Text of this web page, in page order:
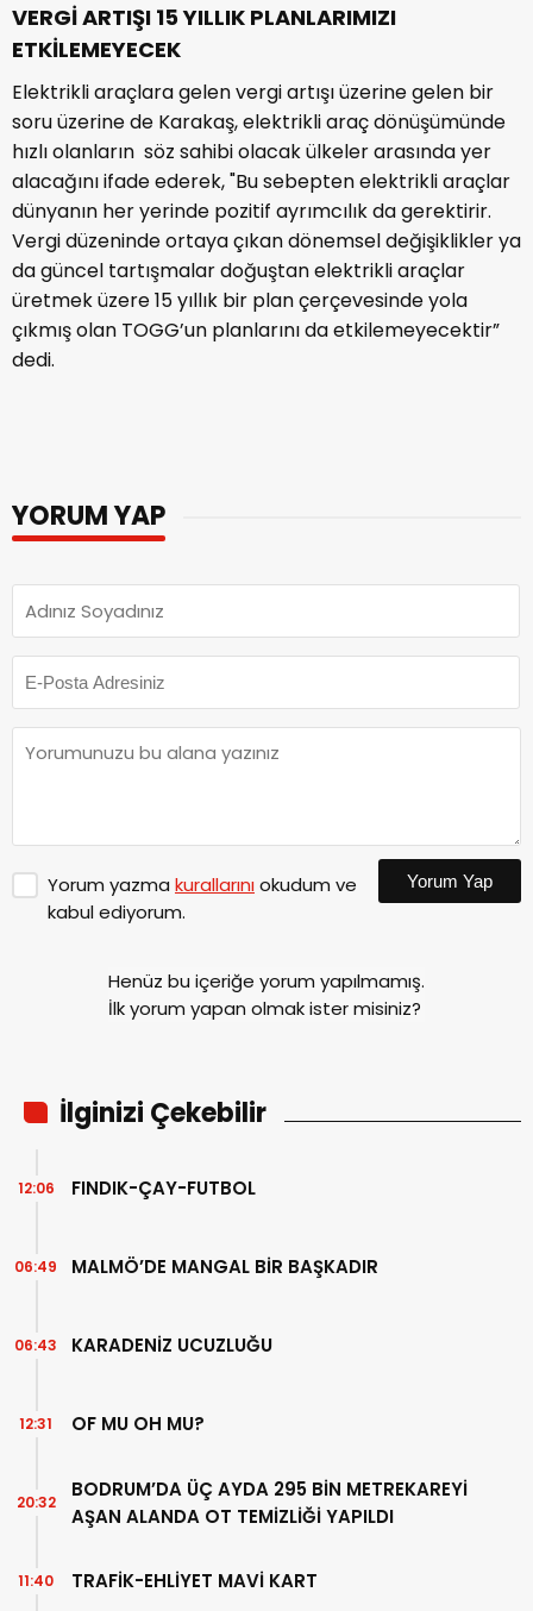
VERGİ ARTIŞI 15 YILLIK PLANLARIMIZI
ETKİLEMEYECEK
Elektrikli araçlara gelen vergi artışı üzerine gelen bir
soru üzerine de Karakaş, elektrikli araç dönüşümünde
hızlı olanların söz sahibi olacak ülkeler arasında yer
alacağını ifade ederek, "Bu sebepten elektrikli araçlar
dünyanın her yerinde pozitif ayrımcılık da gerektirir.
Vergi düzeninde ortaya çıkan dönemsel değişiklikler ya
da güncel tartışmalar doğuştan elektrikli araçlar
üretmek üzere 15 yıllık bir plan çerçevesinde yola
çıkmış olan TOGG’un planlarını da etkilemeyecektir”
dedi.
YORUM YAP
Yorum yazma kurallarınıokudum ve
kabul ediyorum.
Yorum Yap
Henüz bu içeriğe yorum yapılmamış.
İlk yorum yapan olmak ister misiniz?
İlginizi Çekebilir
FINDIK-ÇAY-FUTBOL
12:06
MALMÖ’DE MANGAL BİR BAŞKADIR
06:49
KARADENİZ UCUZLUĞU
06:43
OF MU OH MU?
12:31
BODRUM’DA ÜÇ AYDA 295 BİN METREKAREYİ
AŞAN ALANDA OT TEMİZLİĞİ YAPILDI
20:32
TRAFİK-EHLİYET MAVİ KART
11:40